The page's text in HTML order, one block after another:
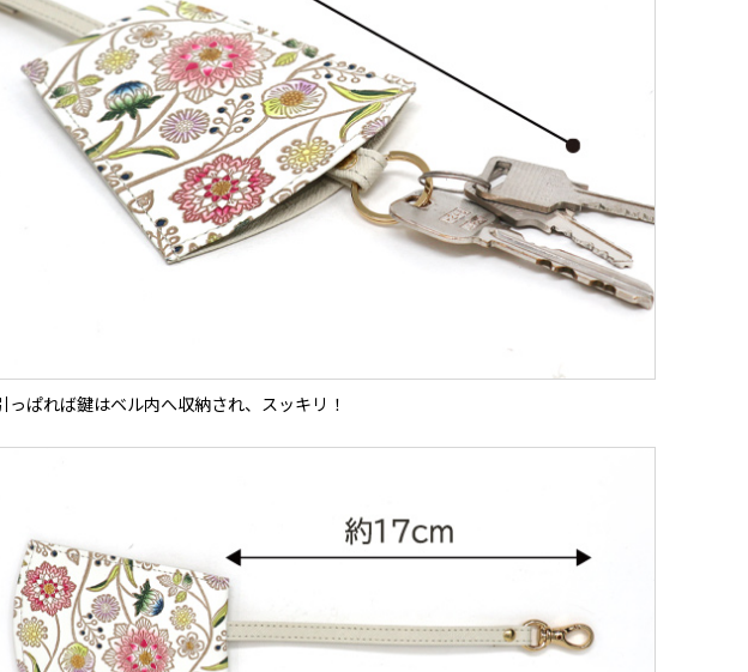
っぱれば鍵はベル内へ収納され、スッキリ！